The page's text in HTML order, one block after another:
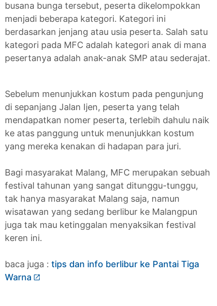
busana bunga tersebut, peserta dikelompokkan
menjadi beberapa kategori. Kategori ini
berdasarkan jenjang atau usia peserta. Salah satu
kategori pada MFC adalah kategori anak di mana
pesertanya adalah anak-anak SMP atau sederajat.
Sebelum menunjukkan kostum pada pengunjung
di sepanjang Jalan Ijen, peserta yang telah
mendapatkan nomer peserta, terlebih dahulu naik
ke atas panggung untuk menunjukkan kostum
yang mereka kenakan di hadapan para juri.
Bagi masyarakat Malang, MFC merupakan sebuah
festival tahunan yang sangat ditunggu-tunggu,
tak hanya masyarakat Malang saja, namun
wisatawan yang sedang berlibur ke Malangpun
juga tak mau ketinggalan menyaksikan festival
keren ini.
baca juga : tips dan info berlibur ke Pantai Tiga
Warna